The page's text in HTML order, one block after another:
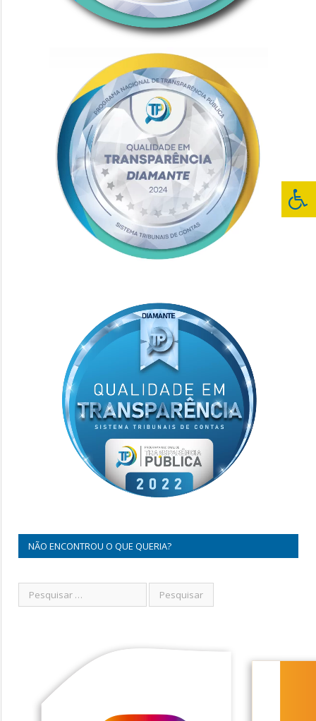
NÃO ENCONTROU O QUE QUERIA?